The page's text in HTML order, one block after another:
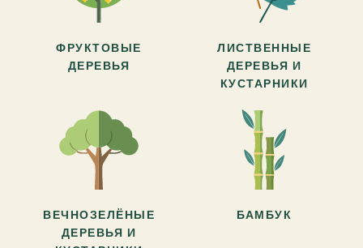
ФРУКТОВЫЕ
ДЕРЕВЬЯ
ЛИСТВЕННЫЕ
ДЕРЕВЬЯ И
КУСТАРНИКИ
ВЕЧНОЗЕЛЁНЫЕ
ДЕРЕВЬЯ И
БАМБУК